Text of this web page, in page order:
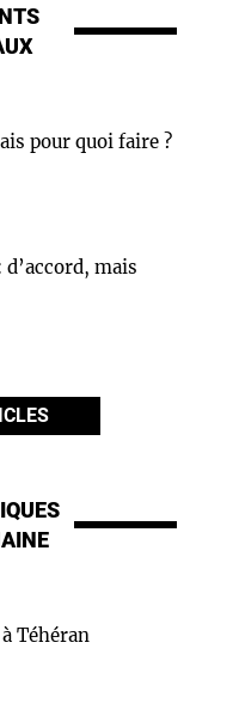
pour quoi faire ?
mais
Téhéran